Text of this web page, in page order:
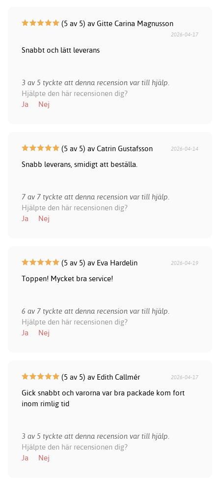
(5 av 5) av Gitte Carina Magnusson
2026-04-17
Snabbt och lätt leverans
3 av 5 tyckte att denna recension var till hjälp.
Hjälpte den här recensionen dig?
Ja
Nej
(5 av 5) av Catrin Gustafsson 2026-04-14
Snabb leverans, smidigt att beställa.
7 av 7 tyckte att denna recension var till hjälp.
Hjälpte den här recensionen dig?
Ja
Nej
(5 av 5) av Eva Hardelin 2026-04-19
Toppen! Mycket bra service!
6 av 7 tyckte att denna recension var till hjälp.
Hjälpte den här recensionen dig?
Ja
Nej
(5 av 5) av Edith Callmér 2026-04-17
Gick snabbt och varorna var bra packade kom fort
inom rimlig tid
3 av 5 tyckte att denna recension var till hjälp.
Hjälpte den här recensionen dig?
Ja
Nej